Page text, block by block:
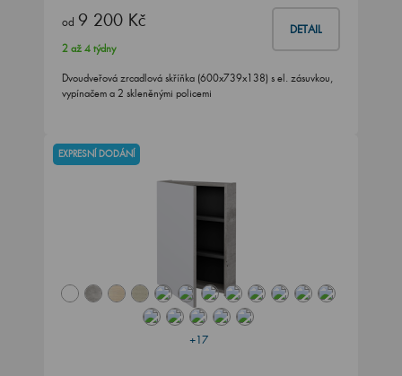
od 9 200 Kč DETAIL
2 až 4 týdny
Dvoudveřová zrcadlová skříňka (600x739x138) s el. zásuvkou,
vypínačem a 2 skleněnými policemi
+17
EXPRESNÍ DODÁNÍ